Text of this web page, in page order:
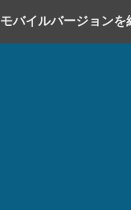
モバイルバージョンを